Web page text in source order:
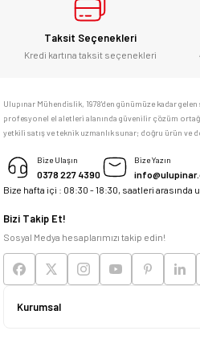
Bosch marka alet alacaksam kesinlikle
adresim Ulupınar.com.tr
memnun kaldım
Deneyimini Paylaş
Taksit Seçenekleri
Kredi kartına taksit seçenekleri
Ulupınar Mühendislik, 1978'den günümüze kadar
profesyonel el aletleri alanında güvenilir çözüm
yetkili satış ve teknik uzmanlık sunar; doğru ürün ve
Bize Ulaşın
0378 227 4390
Bize Yazın
Bize hafta içi : 08:30 - 18:30, saatleri arasında
Bizi Takip Et!
Sosyal Medya hesaplarımızı takip edin!
Kurumsal